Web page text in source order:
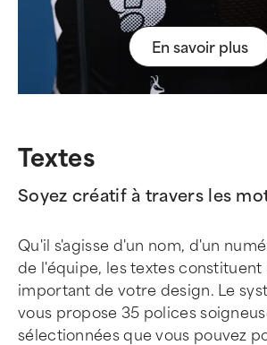
En savoir plus
Textes
Soyez créatif à travers les
Qu'il s'agisse d'un nom, d'un
de l'équipe, les textes constituent
important de votre design. Le
vous propose 35 polices
sélectionnées que vous pouvez